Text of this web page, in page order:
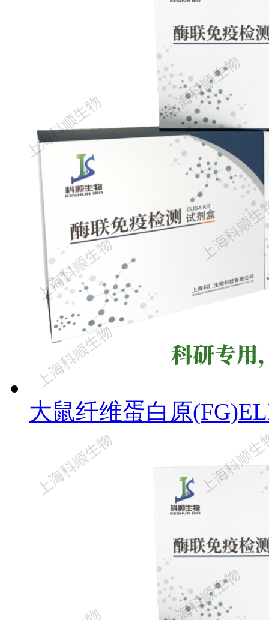
大鼠纤维蛋白原